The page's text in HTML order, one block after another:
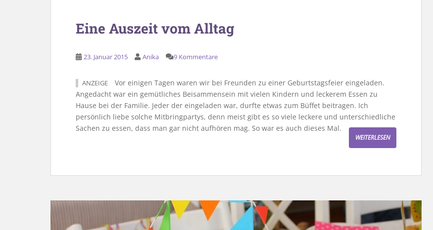
Eine Auszeit vom Alltag
23. Januar 2015 Anika 9 Kommentare
ANZEIGE
Vor einigen Tagen waren wir bei Freunden zu einer Geburtstagsfeier eingeladen.
Angedacht war ein gemütliches Beisammensein mit vielen Kindern und leckerem Essen zu
Hause bei der Familie. Jeder der eingeladen war, durfte etwas zum Büffet beitragen. Ich
persönlich liebe solche Mitbringpartys, denn meist gibt es so viele leckere und unterschiedliche
Sachen zu essen, dass man gar nicht aufhören mag. So war es auch dieses Mal.
WEITERLESEN